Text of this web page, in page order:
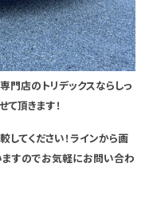
門店のトリデックスならしっ
頂きます！
てください！ラインから画
すのでお気軽にお問い合わ